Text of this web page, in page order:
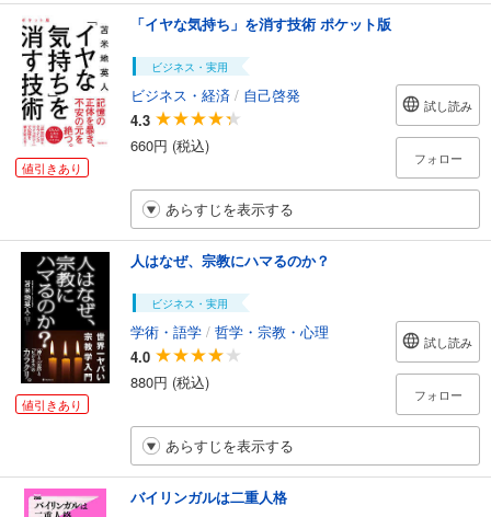
値引きあり
「イヤな気持ち」を消す技術 ポケット版
ビジネス・実用
ビジネス・経済 / 自己啓発
4.3
660円 (税込)
試し読み
フォロー
あらすじを表示する
値引きあり
人はなぜ、宗教にハマるのか？
ビジネス・実用
学術・語学 / 哲学・宗教・心理
4.0
880円 (税込)
試し読み
フォロー
あらすじを表示する
バイリンガルは二重人格